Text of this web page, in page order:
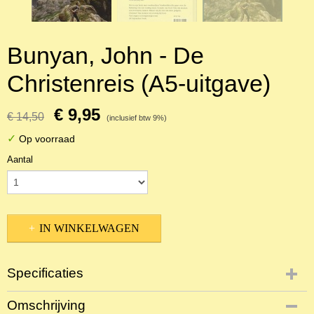
Bunyan, John - De
Christenreis (A5-uitgave)
€ 14,50 € 9,95 (inclusief btw 9%)
✓ Op voorraad
Aantal
IN WINKELWAGEN
Specificaties
Productcode
Omschrijving